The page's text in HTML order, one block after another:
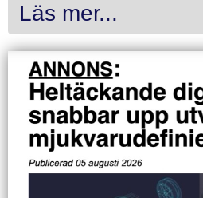
Läs mer...